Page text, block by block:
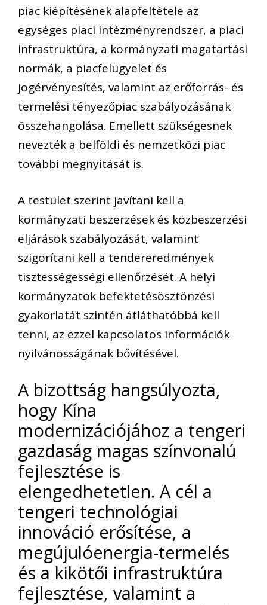
piac kiépítésének alapfeltétele az
egységes piaci intézményrendszer, a piaci
infrastruktúra, a kormányzati magatartási
normák, a piacfelügyelet és
jogérvényesítés, valamint az erőforrás- és
termelési tényezőpiac szabályozásának
összehangolása. Emellett szükségesnek
nevezték a belföldi és nemzetközi piac
további megnyitását is.
A testület szerint javítani kell a
kormányzati beszerzések és közbeszerzési
eljárások szabályozását, valamint
szigorítani kell a tendereredmények
tisztességességi ellenőrzését. A helyi
kormányzatok befektetésösztönzési
gyakorlatát szintén átláthatóbbá kell
tenni, az ezzel kapcsolatos információk
nyilvánosságának bővítésével.
A bizottság hangsúlyozta,
hogy Kína
modernizációjához a tengeri
gazdaság magas színvonalú
fejlesztése is
elengedhetetlen. A cél a
tengeri technológiai
innováció erősítése, a
megújulóenergia-termelés
és a kikötői infrastruktúra
fejlesztése, valamint a